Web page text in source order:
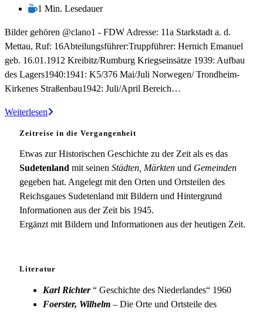
zuletzt
am:
Lesedauer:
1 Min. Lesedauer
Bilder gehören @clano1 - FDW Adresse: 11a Starkstadt a. d.
Mettau, Ruf: 16Abteilungsführer:Truppführer: Hernich Emanuel
geb. 16.01.1912 Kreibitz/Rumburg Kriegseinsätze 1939: Aufbau
des Lagers1940:1941: K5/376 Mai/Juli Norwegen/ Trondheim-
Kirkenes Straßenbau1942: Juli/April Bereich…
WeiterlesenRAD-
Starkstadt
a.
d.
Mettau
Zeitreise in die Vergangenheit
Etwas zur Historischen Geschichte zu der Zeit als es das
Sudetenland mit seinen Städten, Märkten und Gemeinden
gegeben hat. Angelegt mit den Orten und Ortsteilen des
Reichsgaues Sudetenland mit Bildern und Hintergrund
Informationen aus der Zeit bis 1945.
Ergänzt mit Bildern und Informationen aus der heutigen Zeit.
Literatur
Karl Richter“ Geschichte des Niederlandes“ 1960
Foerster, Wilhelm – Die Orte und Ortsteile des